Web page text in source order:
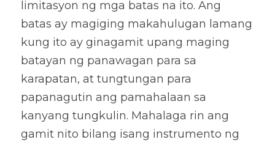
limitasyon ng mga batas na ito. Ang
batas ay magiging makahulugan lamang
kung ito ay ginagamit upang maging
batayan ng panawagan para sa
karapatan, at tungtungan para
papanagutin ang pamahalaan sa
kanyang tungkulin. Mahalaga rin ang
gamit nito bilang isang instrumento ng